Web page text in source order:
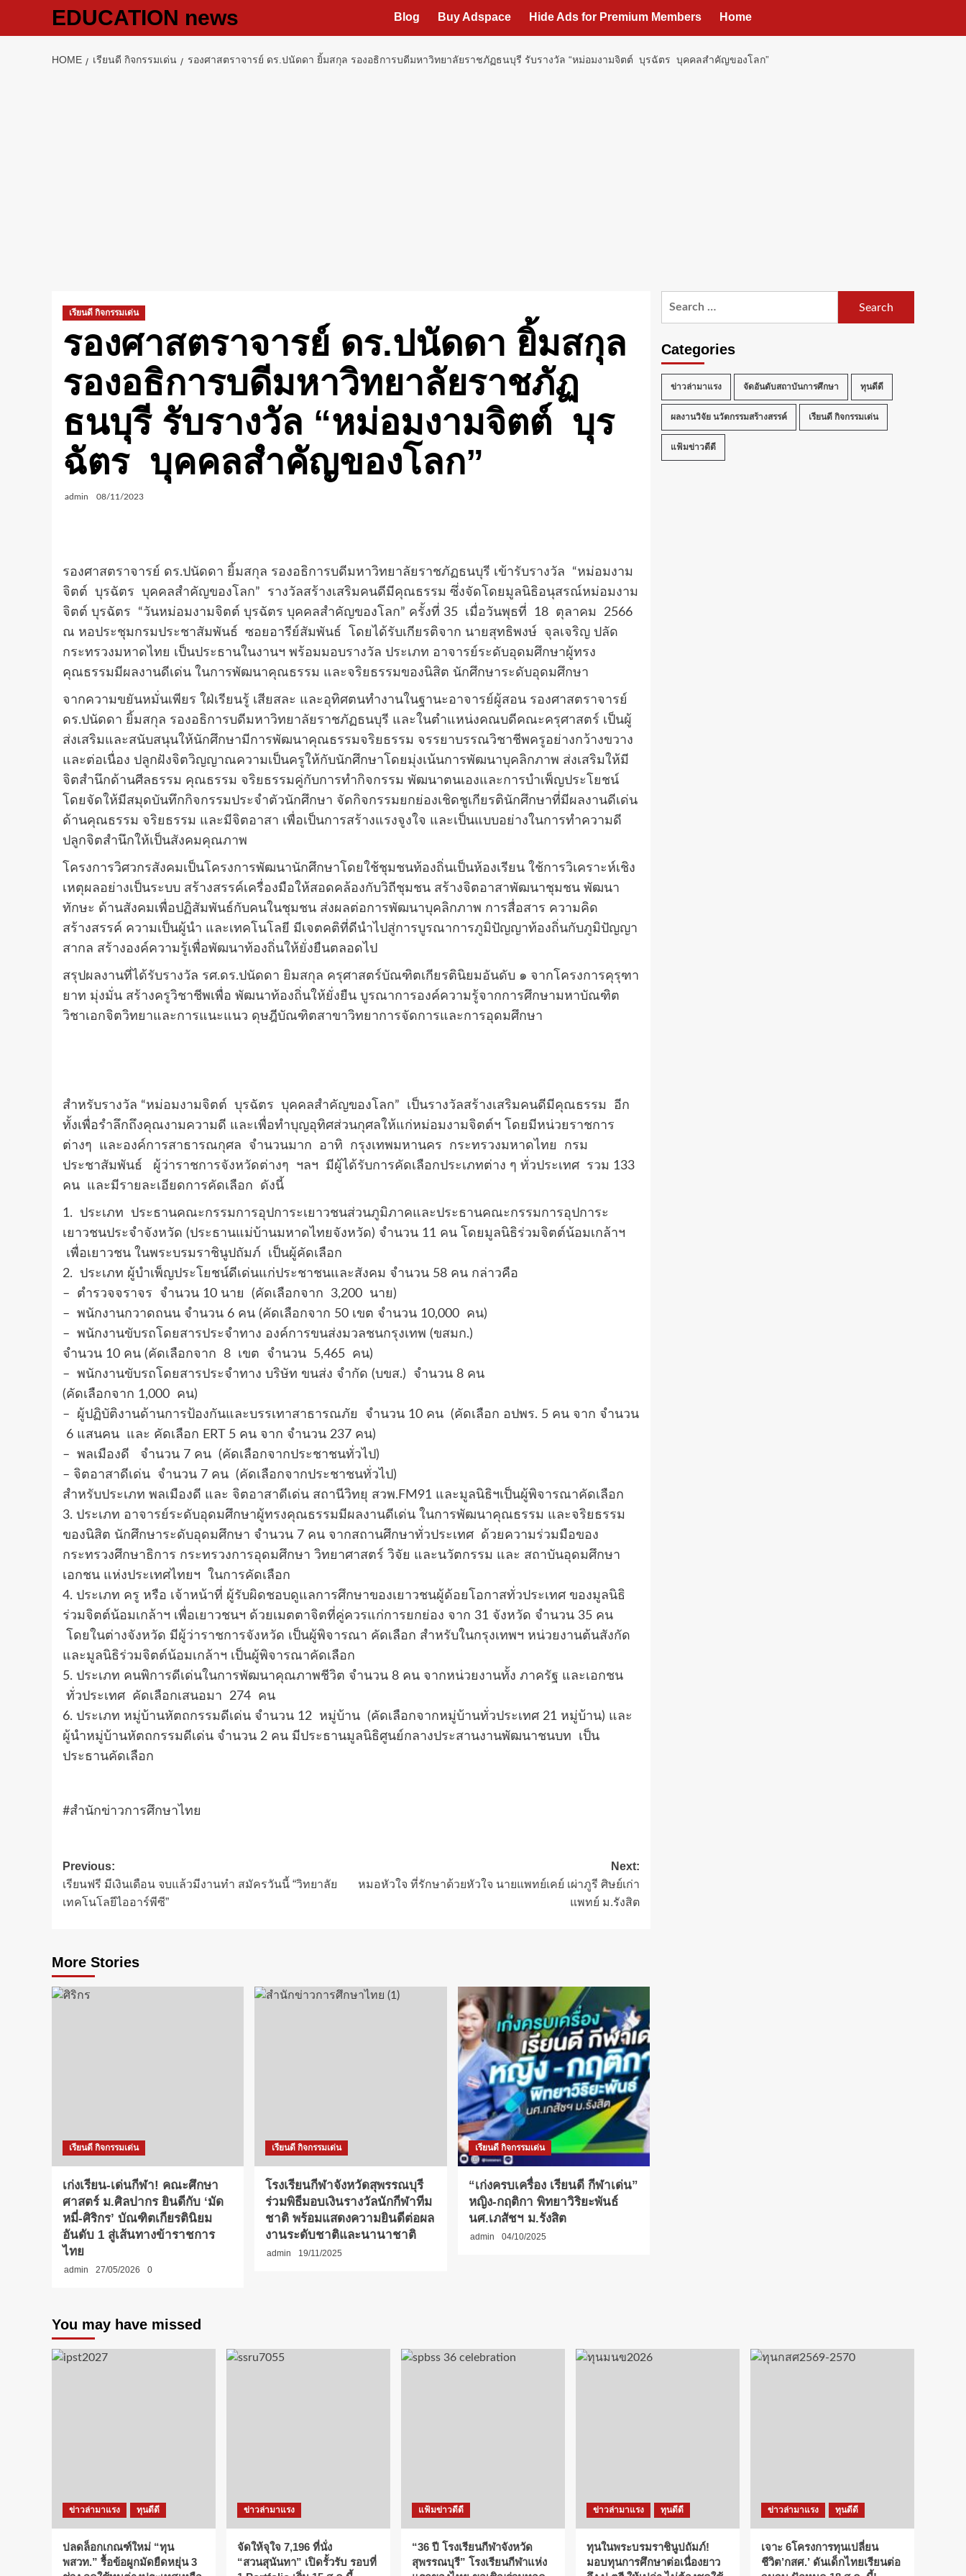
EDUCATION news Blog Buy Adspace Hide Ads for Premium Members Home
HOME เรียนดี กิจกรรมเด่น รองศาสตราจารย์ ดร.ปนัดดา ยิ้มสกุล รองอธิการบดีมหาวิทยาลัยราชภัฏธนบุรี รับรางวัล “หม่อมงามจิตต์ บุรฉัตร บุคคลสำคัญของโลก”
เรียนดี กิจกรรมเด่น
รองศาสตราจารย์ ดร.ปนัดดา ยิ้มสกุล
รองอธิการบดีมหาวิทยาลัยราชภัฏ
ธนบุรี รับรางวัล “หม่อมงามจิตต์ บุร
ฉัตร บุคคลสำคัญของโลก”
admin 08/11/2023
รองศาสตราจารย์ ดร.ปนัดดา ยิ้มสกุล รองอธิการบดีมหาวิทยาลัยราชภัฏธนบุรี เข้ารับรางวัล “หม่อมงาม
จิตต์ บุรฉัตร บุคคลสำคัญของโลก” รางวัลสร้างเสริมคนดีมีคุณธรรม ซึ่งจัดโดยมูลนิธิอนุสรณ์หม่อมงาม
จิตต์ บุรฉัตร “วันหม่อมงามจิตต์ บุรฉัตร บุคคลสำคัญของโลก” ครั้งที่ 35 เมื่อวันพุธที่ 18 ตุลาคม 2566
ณ หอประชุมกรมประชาสัมพันธ์ ซอยอารีย์สัมพันธ์ โดยได้รับเกียรติจาก นายสุทธิพงษ์ จุลเจริญ ปลัด
กระทรวงมหาดไทย เป็นประธานในงานฯ พร้อมมอบรางวัล ประเภท อาจารย์ระดับอุดมศึกษาผู้ทรง
คุณธรรมมีผลงานดีเด่น ในการพัฒนาคุณธรรม และจริยธรรมของนิสิต นักศึกษาระดับอุดมศึกษา
จากความขยันหมั่นเพียร ใฝ่เรียนรู้ เสียสละ และอุทิศตนทำงานในฐานะอาจารย์ผู้สอน รองศาสตราจารย์
ดร.ปนัดดา ยิ้มสกุล รองอธิการบดีมหาวิทยาลัยราชภัฏธนบุรี และในตำแหน่งคณบดีคณะครุศาสตร์ เป็นผู้
ส่งเสริมและสนับสนุนให้นักศึกษามีการพัฒนาคุณธรรมจริยธรรม จรรยาบรรณวิชาชีพครูอย่างกว้างขวาง
และต่อเนื่อง ปลูกฝังจิตวิญญาณความเป็นครูให้กับนักศึกษาโดยมุ่งเน้นการพัฒนาบุคลิกภาพ ส่งเสริมให้มี
จิตสำนึกด้านศีลธรรม คุณธรรม จริยธรรมคู่กับการทำกิจกรรม พัฒนาตนเองและการบำเพ็ญประโยชน์
โดยจัดให้มีสมุดบันทึกกิจกรรมประจำตัวนักศึกษา จัดกิจกรรมยกย่องเชิดชูเกียรตินักศึกษาที่มีผลงานดีเด่น
ด้านคุณธรรม จริยธรรม และมีจิตอาสา เพื่อเป็นการสร้างแรงจูงใจ และเป็นแบบอย่างในการทำความดี
ปลูกจิตสำนึกให้เป็นสังคมคุณภาพ
โครงการวิศวกรสังคมเป็นโครงการพัฒนานักศึกษาโดยใช้ชุมชนท้องถิ่นเป็นห้องเรียน ใช้การวิเคราะห์เชิง
เหตุผลอย่างเป็นระบบ สร้างสรรค์เครื่องมือให้สอดคล้องกับวิถีชุมชน สร้างจิตอาสาพัฒนาชุมชน พัฒนา
ทักษะ ด้านสังคมเพื่อปฏิสัมพันธ์กับคนในชุมชน ส่งผลต่อการพัฒนาบุคลิกภาพ การสื่อสาร ความคิด
สร้างสรรค์ ความเป็นผู้นำ และเทคโนโลยี มีเจตคติที่ดีนำไปสู่การบูรณาการภูมิปัญญาท้องถิ่นกับภูมิปัญญา
สากล สร้างองค์ความรู้เพื่อพัฒนาท้องถิ่นให้ยั่งยืนตลอดไป
สรุปผลงานที่ได้รับรางวัล รศ.ดร.ปนัดดา ยิมสกุล ครุศาสตร์บัณฑิตเกียรตินิยมอันดับ ๑ จากโครงการคุรุฑา
ยาท มุ่งมั่น สร้างครูวิชาชีพเพื่อ พัฒนาท้องถิ่นให้ยั่งยืน บูรณาการองค์ความรู้จากการศึกษามหาบัณฑิต
วิชาเอกจิตวิทยาและการแนะแนว ดุษฎีบัณฑิตสาขาวิทยาการจัดการและการอุดมศึกษา
สำหรับรางวัล “หม่อมงามจิตต์ บุรฉัตร บุคคลสำคัญของโลก” เป็นรางวัลสร้างเสริมคนดีมีคุณธรรม อีก
ทั้งเพื่อรำลึกถึงคุณงามความดี และเพื่อทำบุญอุทิศส่วนกุศลให้แก่หม่อมงามจิตต์ฯ โดยมีหน่วยราชการ
ต่างๆ และองค์การสาธารณกุศล จำนวนมาก อาทิ กรุงเทพมหานคร กระทรวงมหาดไทย กรม
ประชาสัมพันธ์ ผู้ว่าราชการจังหวัดต่างๆ ฯลฯ มีผู้ได้รับการคัดเลือกประเภทต่าง ๆ ทั่วประเทศ รวม 133
คน และมีรายละเอียดการคัดเลือก ดังนี้
1. ประเภท ประธานคณะกรรมการอุปการะเยาวชนส่วนภูมิภาคและประธานคณะกรรมการอุปการะ
เยาวชนประจำจังหวัด (ประธานแม่บ้านมหาดไทยจังหวัด) จำนวน 11 คน โดยมูลนิธิร่วมจิตต์น้อมเกล้าฯ
เพื่อเยาวชน ในพระบรมราชินูปถัมภ์ เป็นผู้คัดเลือก
2. ประเภท ผู้บำเพ็ญประโยชน์ดีเด่นแก่ประชาชนและสังคม จำนวน 58 คน กล่าวคือ
– ตำรวจจราจร จำนวน 10 นาย (คัดเลือกจาก 3,200 นาย)
– พนักงานกวาดถนน จำนวน 6 คน (คัดเลือกจาก 50 เขต จำนวน 10,000 คน)
– พนักงานขับรถโดยสารประจำทาง องค์การขนส่งมวลชนกรุงเทพ (ขสมก.)
จำนวน 10 คน (คัดเลือกจาก 8 เขต จำนวน 5,465 คน)
– พนักงานขับรถโดยสารประจำทาง บริษัท ขนส่ง จำกัด (บขส.) จำนวน 8 คน
(คัดเลือกจาก 1,000 คน)
– ผู้ปฏิบัติงานด้านการป้องกันและบรรเทาสาธารณภัย จำนวน 10 คน (คัดเลือก อปพร. 5 คน จาก จำนวน
6 แสนคน และ คัดเลือก ERT 5 คน จาก จำนวน 237 คน)
– พลเมืองดี จำนวน 7 คน (คัดเลือกจากประชาชนทั่วไป)
– จิตอาสาดีเด่น จำนวน 7 คน (คัดเลือกจากประชาชนทั่วไป)
สำหรับประเภท พลเมืองดี และ จิตอาสาดีเด่น สถานีวิทยุ สวพ.FM91 และมูลนิธิฯเป็นผู้พิจารณาคัดเลือก
3. ประเภท อาจารย์ระดับอุดมศึกษาผู้ทรงคุณธรรมมีผลงานดีเด่น ในการพัฒนาคุณธรรม และจริยธรรม
ของนิสิต นักศึกษาระดับอุดมศึกษา จำนวน 7 คน จากสถานศึกษาทั่วประเทศ ด้วยความร่วมมือของ
กระทรวงศึกษาธิการ กระทรวงการอุดมศึกษา วิทยาศาสตร์ วิจัย และนวัตกรรม และ สถาบันอุดมศึกษา
เอกชน แห่งประเทศไทยฯ ในการคัดเลือก
4. ประเภท ครู หรือ เจ้าหน้าที่ ผู้รับผิดชอบดูแลการศึกษาของเยาวชนผู้ด้อยโอกาสทั่วประเทศ ของมูลนิธิ
ร่วมจิตต์น้อมเกล้าฯ เพื่อเยาวชนฯ ด้วยเมตตาจิตที่คู่ควรแก่การยกย่อง จาก 31 จังหวัด จำนวน 35 คน
โดยในต่างจังหวัด มีผู้ว่าราชการจังหวัด เป็นผู้พิจารณา คัดเลือก สำหรับในกรุงเทพฯ หน่วยงานต้นสังกัด
และมูลนิธิร่วมจิตต์น้อมเกล้าฯ เป็นผู้พิจารณาคัดเลือก
5. ประเภท คนพิการดีเด่นในการพัฒนาคุณภาพชีวิต จำนวน 8 คน จากหน่วยงานทั้ง ภาครัฐ และเอกชน
ทั่วประเทศ คัดเลือกเสนอมา 274 คน
6. ประเภท หมู่บ้านหัตถกรรมดีเด่น จำนวน 12 หมู่บ้าน (คัดเลือกจากหมู่บ้านทั่วประเทศ 21 หมู่บ้าน) และ
ผู้นำหมู่บ้านหัตถกรรมดีเด่น จำนวน 2 คน มีประธานมูลนิธิศูนย์กลางประสานงานพัฒนาชนบท เป็น
ประธานคัดเลือก
#สำนักข่าวการศึกษาไทย
Post
navigation
Previous:
เรียนฟรี มีเงินเดือน จบแล้วมีงานทำ สมัครวันนี้ “วิทยาลัย
เทคโนโลยีไออาร์พีซี”
Next:
หมอหัวใจ ที่รักษาด้วยหัวใจ นายแพทย์เคย์ เผ่าภูรี ศิษย์เก่า
แพทย์ ม.รังสิต
More Stories
เรียนดี กิจกรรมเด่น
เก่งเรียน-เด่นกีฬา! คณะศึกษา
ศาสตร์ ม.ศิลปากร ยินดีกับ ‘มัด
หมี่-ศิริกร’ บัณฑิตเกียรตินิยม
อันดับ 1 สู่เส้นทางข้าราชการ
ไทย
admin 27/05/2026 0
เรียนดี กิจกรรมเด่น
โรงเรียนกีฬาจังหวัดสุพรรณบุรี
ร่วมพิธีมอบเงินรางวัลนักกีฬาทีม
ชาติ พร้อมแสดงความยินดีต่อผล
งานระดับชาติและนานาชาติ
admin 19/11/2025
เรียนดี กิจกรรมเด่น
“เก่งครบเครื่อง เรียนดี กีฬาเด่น”
หญิง-กฤติกา พิทยาวิริยะพันธ์
นศ.เภสัชฯ ม.รังสิต
admin 04/10/2025
Categories
ข่าวล่ามาแรง จัดอันดับสถาบันการศึกษา ทุนดีดี
ผลงานวิจัย นวัตกรรมสร้างสรรค์ เรียนดี กิจกรรมเด่น
แฟ้มข่าวดีดี
You may have missed
ข่าวล่ามาแรง ทุนดีดี
ปลดล็อกเกณฑ์ใหม่ “ทุน
พสวท.” รื้อข้อผูกมัดยืดหยุ่น 3
ข่าวล่ามาแรง
จัดให้จุใจ 7,196 ที่นั่ง
“สวนสุนันทา” เปิดรั้วรับ รอบที่
แฟ้มข่าวดีดี
“36 ปี โรงเรียนกีฬาจังหวัด
สุพรรณบุรี” โรงเรียนกีฬาแห่ง
ข่าวล่ามาแรง ทุนดีดี
ทุนในพระบรมราชินูปถัมภ์!
มอบทุนการศึกษาต่อเนื่องยาว
ข่าวล่ามาแรง ทุนดีดี
เจาะ 6โครงการทุนเปลี่ยน
ชีวิต’กสศ.’ ดันเด็กไทยเรียนต่อ